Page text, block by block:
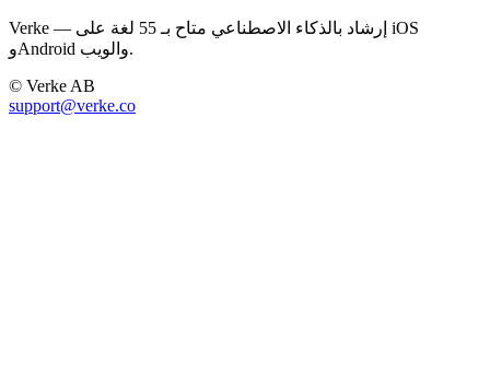
Verke — إرشاد بالذكاء الاصطناعي متاح بـ 55 لغة على iOS
وAndroid والويب.
© Verke AB
support@verke.co